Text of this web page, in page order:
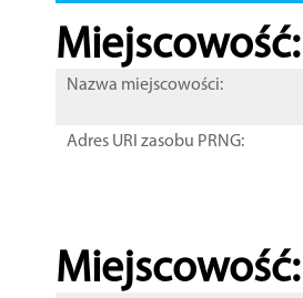
Miejscowość:
Nazwa miejscowości:
Adres URI zasobu PRNG:
Miejscowość: